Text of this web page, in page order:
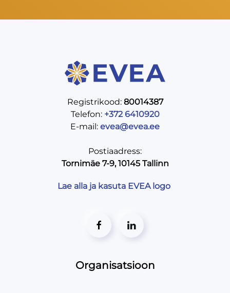
Registrikood: 80014387
Telefon: +372 6410920
E-mail: evea@evea.ee
Postiaadress:
Tornimäe 7-9, 10145 Tallinn
Lae alla ja kasuta EVEA logo
Organisatsioon